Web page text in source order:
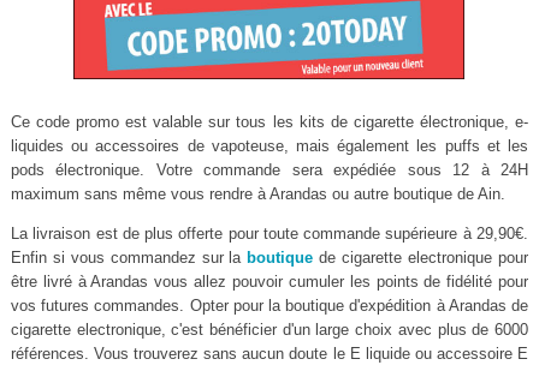
Ce code promo est valable sur tous les kits de cigarette électronique, e-
liquides ou accessoires de vapoteuse, mais également les puffs et les
pods électronique. Votre commande sera expédiée sous 12 à 24H
maximum sans même vous rendre à Arandas ou autre boutique de Ain.
La livraison est de plus offerte pour toute commande supérieure à 29,90€.
Enfin si vous commandez sur la boutique de cigarette electronique pour
être livré à Arandas vous allez pouvoir cumuler les points de fidélité pour
vos futures commandes. Opter pour la boutique d'expédition à Arandas de
cigarette electronique, c'est bénéficier d'un large choix avec plus de 6000
références. Vous trouverez sans aucun doute le E liquide ou accessoire E